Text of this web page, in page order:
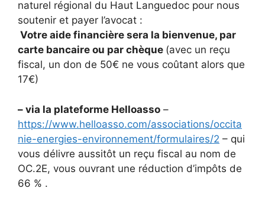
naturel régional du Haut Languedoc pour nous
soutenir et payer l’avocat :
Votre aide financière sera la bienvenue, par
carte bancaire ou par chèque (avec un reçu
fiscal, un don de 50€ ne vous coûtant alors que
17€)
– via la plateforme Helloasso –
https://www.helloasso.com/associations/occita
nie-energies-environnement/formulaires/2 – qui
vous délivre aussitôt un reçu fiscal au nom de
OC.2E, vous ouvrant une réduction d’impôts de
66 % .